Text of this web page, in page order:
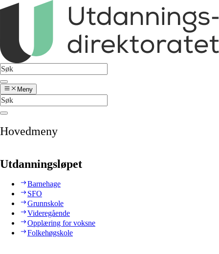
Meny
Hovedmeny
Utdanningsløpet
Barnehage
SFO
Grunnskole
Videregående
Opplæring for voksne
Folkehøgskole